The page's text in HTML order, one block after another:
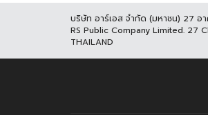
บริษัท อาร์เอส จำกัด (มหาชน) 27 อ
RS Public Company Limited. 27
THAILAND